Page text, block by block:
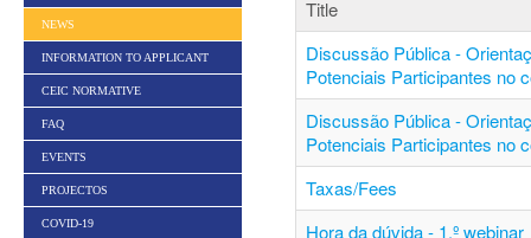
NEWS
INFORMATION TO APPLICANT
CEIC NORMATIVE
FAQ
EVENTS
PROJECTOS
COVID-19
Title
Discussão Pública -
Potenciais Participantes no
Discussão Pública -
Potenciais Participantes no
Taxas/Fees
Hora da dúvida - 1.º webinar